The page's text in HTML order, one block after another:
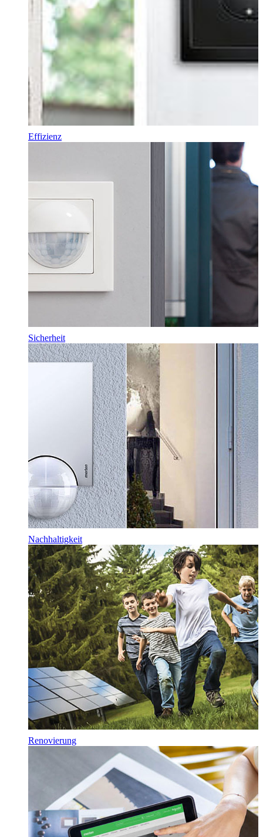
Effizienz
Sicherheit
Nachhaltigkeit
Renovierung